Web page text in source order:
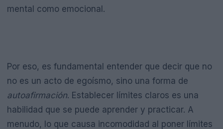
mental como emocional.
Por eso, es fundamental entender que decir que no
no es un acto de egoísmo, sino una forma de
autoafirmación. Establecer límites claros es una
habilidad que se puede aprender y practicar. A
menudo, lo que causa incomodidad al poner límites